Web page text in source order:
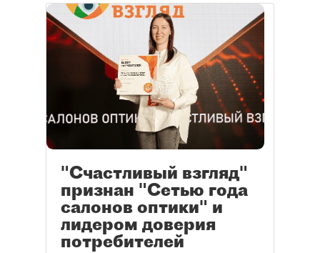
"Счастливый взгляд"
признан "Сетью года
салонов оптики" и
лидером доверия
потребителей